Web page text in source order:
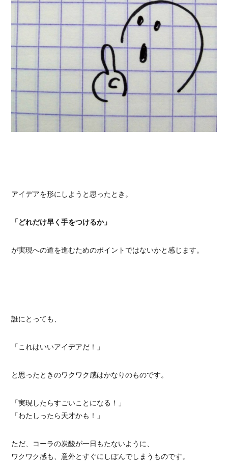
アイデアを形にしようと思ったとき。
「どれだけ早く手をつけるか」
が実現への道を進むためのポイントではないかと感じます。
誰にとっても、
「これはいいアイデアだ！」
と思ったときのワクワク感はかなりのものです。
「実現したらすごいことになる！」
「わたしったら天才かも！」
ただ、コーラの炭酸が一日もたないように、
ワクワク感も、意外とすぐにしぼんでしまうものです。